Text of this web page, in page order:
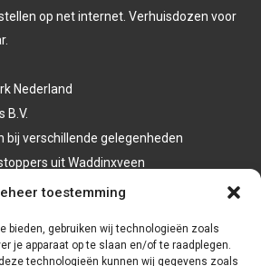
toestemming
bieden, gebruiken wij technologieën zoals
je apparaat op te slaan en/of te raadplegen.
technologieën kunnen wij gegevens zoals
op net internet. Verhuisdozen voor
Nederland
B.V.
bij verschillende gelegenheden
uit Waddinxveen